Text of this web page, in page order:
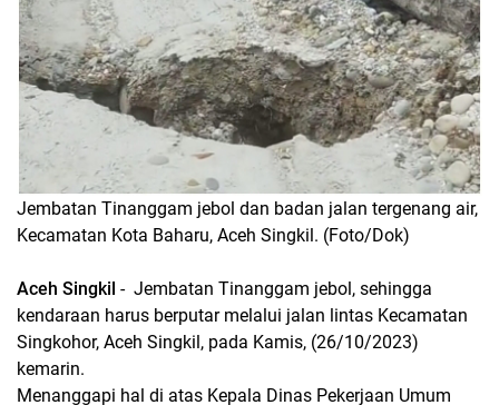
Jembatan Tinanggam jebol dan badan jalan tergenang air,
Kecamatan Kota Baharu, Aceh Singkil. (Foto/Dok)
Aceh Singkil - Jembatan Tinanggam jebol, sehingga
kendaraan harus berputar melalui jalan lintas Kecamatan
Singkohor, Aceh Singkil, pada Kamis, (26/10/2023)
kemarin.
Menanggapi hal di atas Kepala Dinas Pekerjaan Umum